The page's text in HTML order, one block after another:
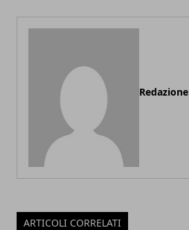
Redazione
ARTICOLI CORRELATI